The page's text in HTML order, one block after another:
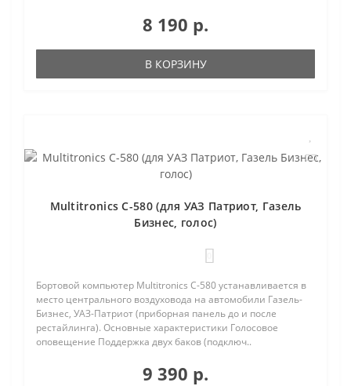
8 190 р.
В КОРЗИНУ
Multitronics C-580 (для УАЗ Патриот, Газель
Бизнес, голос)
Бортовой компьютер Multitronics C-580 устанавливается в
место центрального воздуховода на автомобили Газель-
Бизнес, УАЗ-Патриот (приборная панель до и после
рестайлинга). Основные характеристики Голосовое
оповещение Поддержка двух баков (подключ..
9 390 р.